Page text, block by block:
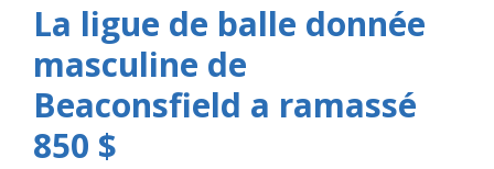
La ligue de balle donnée
masculine de
Beaconsfield a ramassé
850 $